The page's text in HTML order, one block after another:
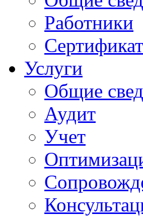
Работники
Услуги
Общие
Аудит
Учет